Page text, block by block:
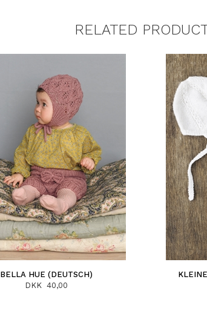
RELATED
BELLA HUE (DEUTSCH)
DKK 40,00